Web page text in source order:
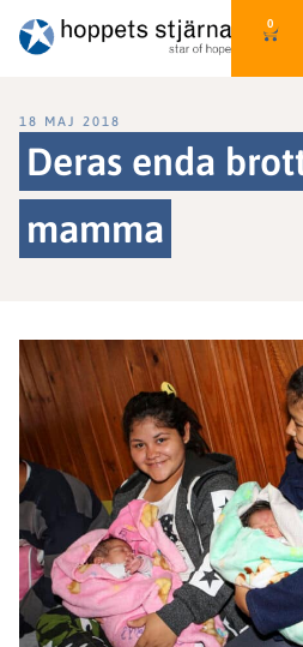
0
18 MAJ 2018
Deras enda
mamma